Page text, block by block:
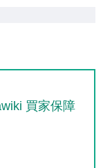
買家保障